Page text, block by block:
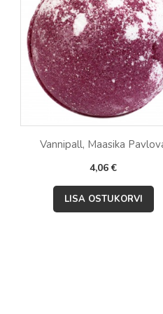
Kiirvaade
Vannipall, Maasika
Hind
4,06 €
LISA OSTUKORVI